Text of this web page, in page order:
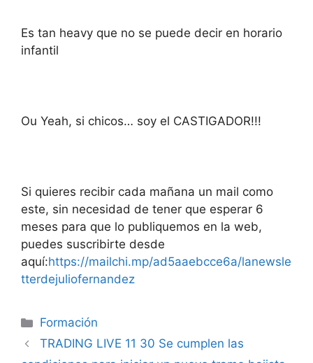
Es tan heavy que no se puede decir en horario
infantil
Ou Yeah, si chicos… soy el CASTIGADOR!!!
Si quieres recibir cada mañana un mail como
este, sin necesidad de tener que esperar 6
meses para que lo publiquemos en la web,
puedes suscribirte desde
aquí:https://mailchi.mp/ad5aaebcce6a/lanewsle
tterdejuliofernandez
Categorías
Formación
TRADING LIVE 11 30 Se cumplen las